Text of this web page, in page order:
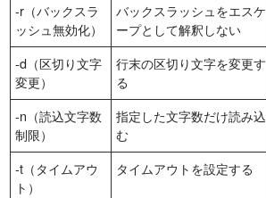
-r（バックスラ
ッシュ無効化）
バックスラッシュをエスケ
ープとして解釈しない
-d（区切り文字
変更）
行末の区切り文字を変更す
る
-n（読込文字数
制限）
指定した文字数だけ読み込
む
-t（タイムアウ
ト）
タイムアウトを設定する